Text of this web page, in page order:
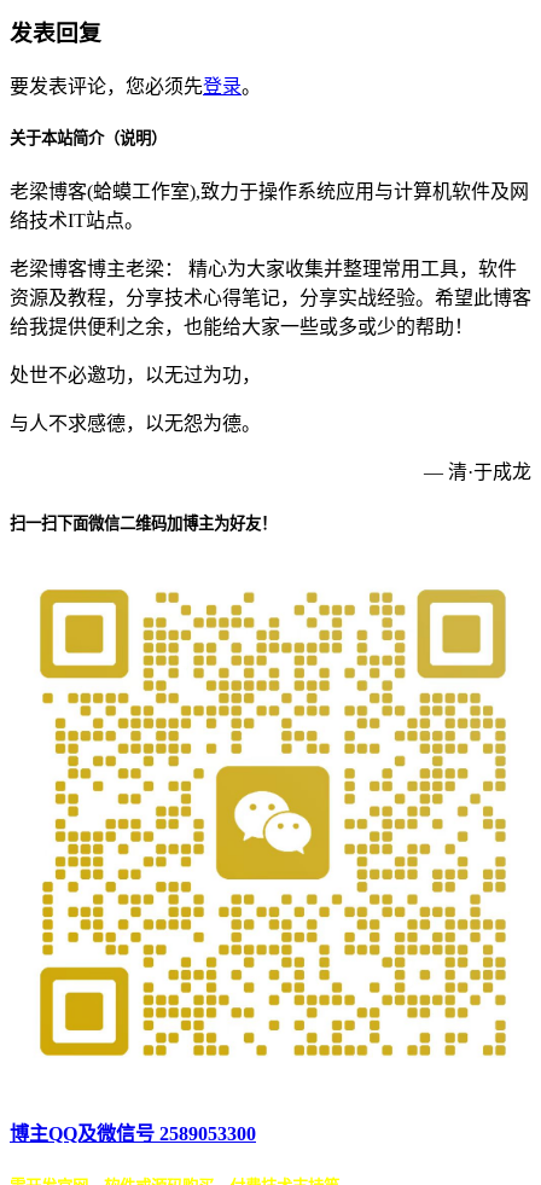
发表回复
要发表评论，您必须先登录。
关于本站简介（说明）
老梁博客(蛤蟆工作室),致力于操作系统应用与计算机软件及网
络技术IT站点。
老梁博客博主老梁： 精心为大家收集并整理常用工具，软件
资源及教程，分享技术心得笔记，分享实战经验。希望此博客
给我提供便利之余，也能给大家一些或多或少的帮助！
处世不必邀功，以无过为功，
与人不求感德，以无怨为德。
— 清·于成龙
扫一扫下面微信二维码加博主为好友！
博主QQ及微信号 2589053300